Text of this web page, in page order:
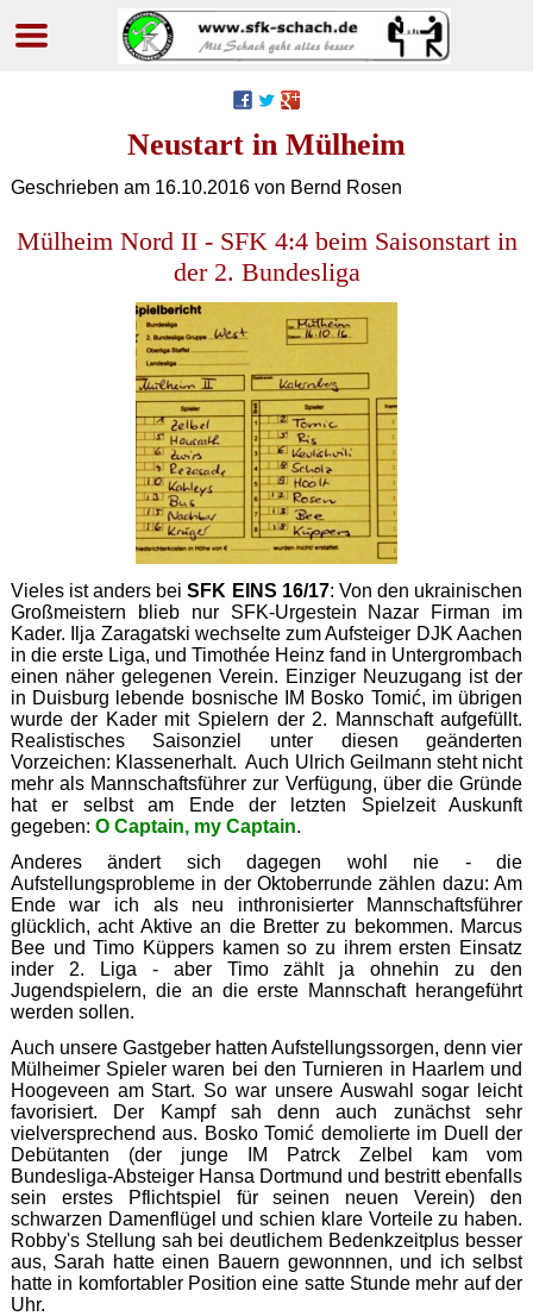
Neustart in Mülheim
Geschrieben am 16.10.2016von Bernd Rosen
Mülheim Nord II - SFK 4:4 beim Saisonstart in
der 2. Bundesliga
Vieles ist anders beiSFK EINS 16/17: Von den ukrainischen
Großmeistern blieb nur SFK-Urgestein Nazar Firman im
Kader. Ilja Zaragatski wechselte zum Aufsteiger DJK Aachen
in die erste Liga, und Timothée Heinz fand in Untergrombach
einen näher gelegenen Verein. Einziger Neuzugang ist der
in Duisburg lebende bosnische IM Bosko Tomić, im übrigen
wurde der Kader mit Spielern der 2. Mannschaft aufgefüllt.
Realistisches Saisonziel unter diesen geänderten
Vorzeichen: Klassenerhalt. Auch Ulrich Geilmann steht nicht
mehr als Mannschaftsführer zur Verfügung, über die Gründe
hat er selbst am Ende der letzten Spielzeit Auskunft
gegeben: O Captain, my Captain.
Anderes ändert sich dagegen wohl nie - die
Aufstellungsprobleme in der Oktoberrunde zählen dazu: Am
Ende war ich als neu inthronisierter Mannschaftsführer
glücklich, acht Aktive an die Bretter zu bekommen. Marcus
Bee und Timo Küppers kamen so zu ihrem ersten Einsatz
inder 2. Liga - aber Timo zählt ja ohnehin zu den
Jugendspielern, die an die erste Mannschaft herangeführt
werden sollen.
Auch unsere Gastgeber hatten Aufstellungssorgen, denn vier
Mülheimer Spieler waren bei den Turnieren in Haarlem und
Hoogeveen am Start. So war unsere Auswahl sogar leicht
favorisiert. Der Kampf sah denn auch zunächst sehr
vielversprechend aus. Bosko Tomić demolierte im Duell der
Debütanten (der junge IM Patrck Zelbel kam vom
Bundesliga-Absteiger Hansa Dortmund und bestritt ebenfalls
sein erstes Pflichtspiel für seinen neuen Verein) den
schwarzen Damenflügel und schien klare Vorteile zu haben.
Robby's Stellung sah bei deutlichem Bedenkzeitplus besser
aus, Sarah hatte einen Bauern gewonnnen, und ich selbst
hatte in komfortabler Position eine satte Stunde mehr auf der
Uhr.